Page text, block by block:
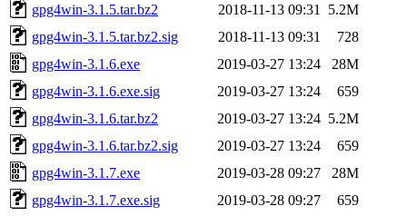
gpg4win-3.1.5.tar.bz2
2018-11-13 09:31
5.2M
gpg4win-3.1.5.tar.bz2.sig
2018-11-13 09:31
728
gpg4win-3.1.6.exe
2019-03-27 13:24
28M
gpg4win-3.1.6.exe.sig
2019-03-27 13:24
659
gpg4win-3.1.6.tar.bz2
2019-03-27 13:24 5.2M
gpg4win-3.1.6.tar.bz2.sig
2019-03-27 13:24
659
gpg4win-3.1.7.exe
2019-03-28 09:27
28M
gpg4win-3.1.7.exe.sig
2019-03-28 09:27
659